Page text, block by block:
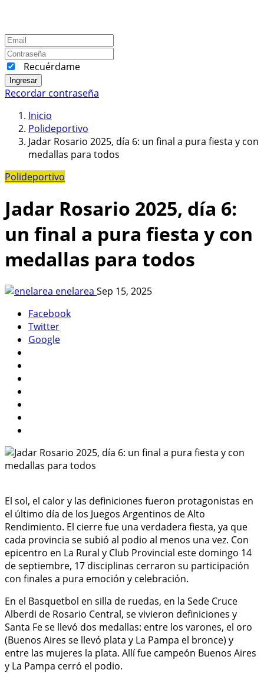
Recuérdame
Ingresar
Recordar contraseña
Inicio
Polideportivo
Jadar Rosario 2025, día 6: un final a pura fiesta y con
medallas para todos
Polideportivo
Jadar Rosario 2025, día 6:
un final a pura fiesta y con
medallas para todos
enelarea Sep 15, 2025
Facebook
Twitter
Google
El sol, el calor y las definiciones fueron protagonistas en
el último día de los Juegos Argentinos de Alto
Rendimiento. El cierre fue una verdadera fiesta, ya que
cada provincia se subió al podio al menos una vez. Con
epicentro en La Rural y Club Provincial este domingo 14
de septiembre, 17 disciplinas cerraron su participación
con finales a pura emoción y celebración.
En el Basquetbol en silla de ruedas, en la Sede Cruce
Alberdi de Rosario Central, se vivieron definiciones y
Santa Fe se llevó dos medallas: entre los varones, el oro
(Buenos Aires se llevó plata y La Pampa el bronce) y
entre las mujeres la plata. Allí fue campeón Buenos Aires
y La Pampa cerró el podio.